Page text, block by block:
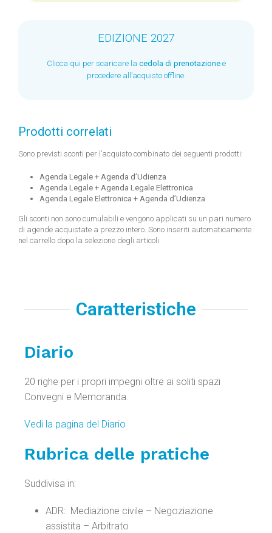
EDIZIONE 2027
Clicca qui per scaricare la cedola di prenotazionee
procedere all’acquisto offline.
Prodotti correlati
Sono previsti sconti per l’acquisto combinato dei seguenti prodotti:
Agenda Legale + Agenda d’Udienza
Agenda Legale + Agenda Legale Elettronica
Agenda Legale Elettronica + Agenda d’Udienza
Gli sconti non sono cumulabili e vengono applicati su un pari numero
di agende acquistate a prezzo intero. Sono inseriti automaticamente
nel carrello dopo la selezione degli articoli.
Caratteristiche
Diario
20 righe per i propri impegni oltre ai soliti spazi
Convegni e Memoranda.
Vedi la pagina del Diario
Rubrica delle pratiche
Suddivisa in:
ADR: Mediazione civile – Negoziazione
assistita – Arbitrato